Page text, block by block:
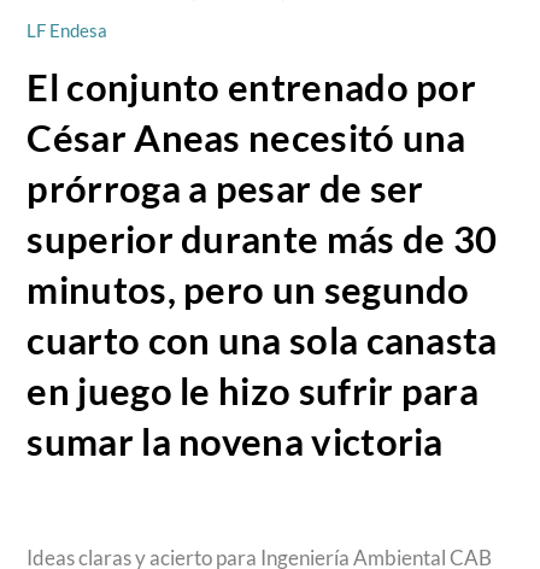
LF Endesa
El conjunto entrenado por
César Aneas necesitó una
prórroga a pesar de ser
superior durante más de 30
minutos, pero un segundo
cuarto con una sola canasta
en juego le hizo sufrir para
sumar la novena victoria
Ideas claras y acierto para Ingeniería Ambiental CAB